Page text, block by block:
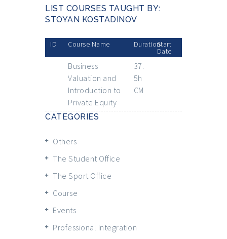
LIST COURSES TAUGHT BY:
STOYAN KOSTADINOV
ID Course Name DurationStart
Date
Business
Valuation and
Introduction to
Private Equity
37.
5h
CM
CATEGORIES
Others
The Student Office
The Sport Office
Course
Events
Professional integration